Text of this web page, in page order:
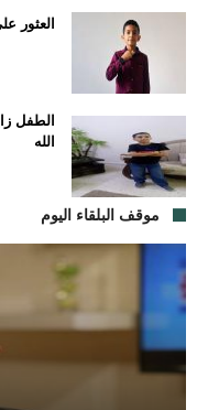
العثور
الطفل
الله
موقف البلقاء اليوم